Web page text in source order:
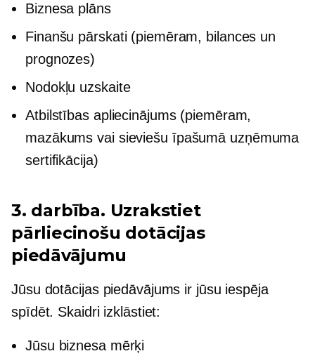
Biznesa plāns
Finanšu pārskati (piemēram, bilances un
prognozes)
Nodokļu uzskaite
Atbilstības apliecinājums (piemēram,
mazākums vai sieviešu īpašumā uzņēmuma
sertifikācija)
3. darbība. Uzrakstiet
pārliecinošu dotācijas
piedāvājumu
Jūsu dotācijas piedāvājums ir jūsu iespēja
spīdēt. Skaidri izklāstiet:
Jūsu biznesa mērķi